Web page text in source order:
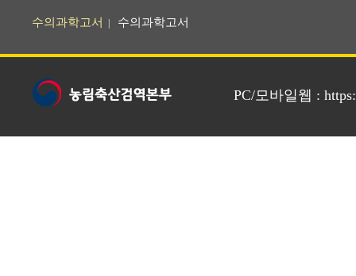
수의과학고서 수의과학고서
PC/모바일웹 :